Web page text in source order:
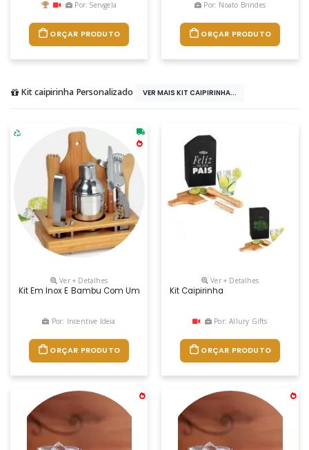
Por: Servgela
ORÇAR PRODUTO
Por: Noato Brindes
ORÇAR PRODUTO
Kit caipirinha Personalizado VER MAIS KIT CAIPIRINHA...
Ver + Detalhes
Kit Em Inox E Bambu Com Uma Coqueteleira De 350ml Em Aço Inox
Por: Incentive Ideia
ORÇAR PRODUTO
Ver + Detalhes
Kit Caipirinha
Por: Allury Gifts
ORÇAR PRODUTO